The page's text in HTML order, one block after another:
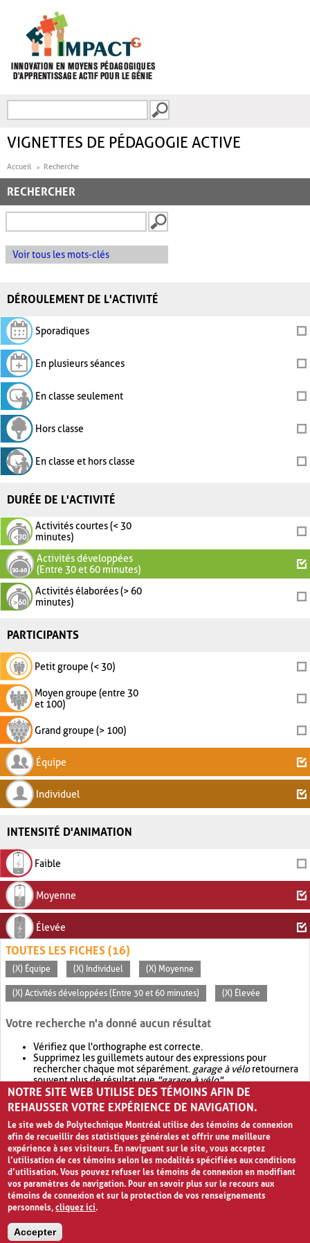
FORMULAIRE DE
VIGNETTES DE PÉDAGOGIE ACTIVE
Accueil Recherche
RECHERCHER
Voir tous les mots-clés
DÉROULEMENT DE L'ACTIVITÉ
Sporadiques
En plusieurs séances
En classe seulement
Hors classe
En classe et hors classe
DURÉE DE L'ACTIVITÉ
Activités courtes (< 30
minutes)
Activités développées
(Entre 30 et 60 minutes)
Activités élaborées (> 60
minutes)
PARTICIPANTS
Petit groupe (< 30)
Moyen groupe (entre 30
et 100)
Grand groupe (> 100)
Équipe
Individuel
INTENSITÉ D'ANIMATION
Faible
Moyenne
Élevée
TOUTES LES FICHES (16)
(X) Équipe (X) Individuel (X) Moyenne
(X) Activités développées (Entre 30 et 60 minutes) (X) Élevée
Votre recherche n'a donné aucun résultat
Vérifiez que l'orthographe est correcte.
Supprimez les guillemets autour des expressions pour
rechercher chaque mot séparément. garage à véloretournera
souvent plus de résultat que"garage à vélo".
Envisagez d'élargir votre recherche avec OR.garage OR vélo
retournera souvent plus de résultat quegarage à vélo
NOTRE SITE WEB UTILISE DES TÉMOINS AFIN DE
REHAUSSER VOTRE EXPÉRIENCE DE NAVIGATION.
Le site web de Polytechnique Montréal utilise des témoins de connexion
afin de recueillir des statistiques générales et offrir une meilleure
expérience à ses visiteurs. En naviguant sur le site, vous acceptez
l’utilisation de ces témoins selon les modalités spécifiées aux conditions
d’utilisation. Vous pouvez refuser les témoins de connexion en modifiant
vos paramètres de navigation. Pour en savoir plus sur le recours aux
témoins de connexion et sur la protection de vos renseignements
personnels,cliquez ici.
Accepter